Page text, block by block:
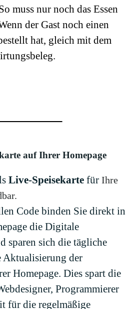
muss nur noch das Essen
der Gast noch einen
hat, gleich mit dem
auf Ihrer Homepage
Live-Speisekarte für Ihre
Code binden Sie direkt in
die Digitale
sparen sich die tägliche
Aktualisierung der
Homepage. Dies spart die
Programmierer
für die regelmäßige